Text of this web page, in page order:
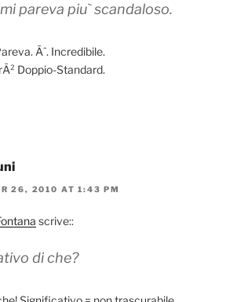
pareva piu` scandaloso.
Ãˆ. Incredibile.
Doppio-Standard.
26, 2010 AT 1:43 PM
scrive::
di che?